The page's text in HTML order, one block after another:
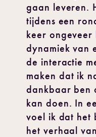
gaan leveren.
tijdens een
keer
dynamiek van
de interactie
maken dat ik
dankbaar ben
kan doen. In
voel ik dat het
het verhaal